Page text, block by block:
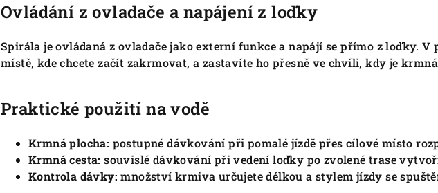
Ovládání z ovladače a napájení z loďky
Spirála je ovládaná z ovladače jako externí funkce a napájí se přímo z loďky.
místě, kde chcete začít zakrmovat, a zastavíte ho přesně ve chvíli, kdy je
Praktické použití na vodě
Krmná plocha: postupné dávkování při pomalé jízdě přes cílové místo
Krmná cesta: souvislé dávkování při vedení loďky po zvolené trase
Kontrola dávky: množství krmiva určujete délkou a stylem jízdy se